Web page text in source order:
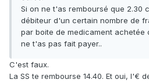
Si on ne t'as remboursé que 2.30
débiteur d'un certain nombre de
par boite de medicament achetée
ne t'as pas fait payer..
C'est faux.
La SS te rembourse 14.40. Et oui, l'€